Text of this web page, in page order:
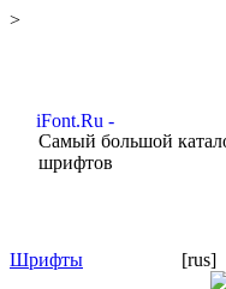
>
Самый большой
шрифтов
Шрифты
[rus]